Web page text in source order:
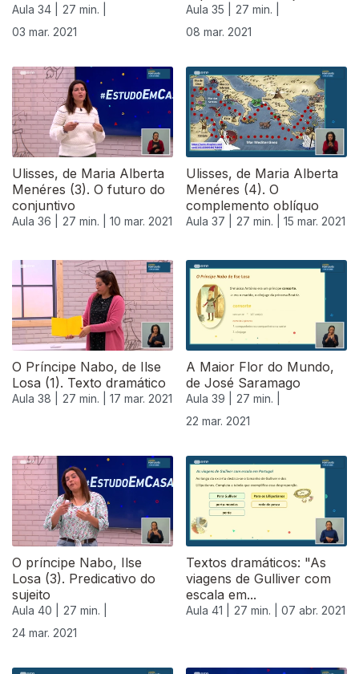
Aula 34 |
27 min. |
03 mar. 2021
Aula 35 |
27 min. |
08 mar. 2021
Ulisses, de Maria Alberta
Menéres (3). O futuro do
conjuntivo
Aula 36 | 27 min. | 10 mar. 2021
Ulisses, de Maria Alberta
Menéres (4). O
complemento oblíquo
Aula 37 | 27 min. | 15 mar. 2021
O Príncipe Nabo, de Ilse
Losa (1). Texto dramático
Aula 38 | 27 min. | 17 mar. 2021
A Maior Flor do Mundo,
de José Saramago
Aula 39 |
27 min. |
22 mar. 2021
O príncipe Nabo, Ilse
Losa (3). Predicativo do
sujeito
Aula 40 |
27 min. |
24 mar. 2021
Textos dramáticos: "As
viagens de Gulliver com
escala em...
Aula 41 | 27 min. | 07 abr. 2021